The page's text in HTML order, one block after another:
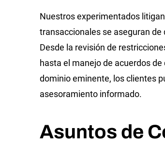
Nuestros experimentados
transaccionales se aseguran
Desde la revisión de
hasta el manejo de acuerdos
dominio eminente, los clientes
asesoramiento informado.
Asuntos de